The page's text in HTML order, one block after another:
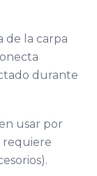
de la carpa
durante
usar por
requiere